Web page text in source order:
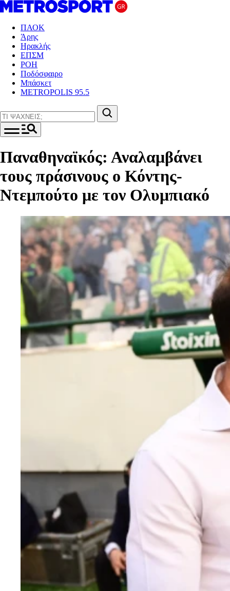
ΠΑΟΚ
Άρης
Ηρακλής
ΕΠΣΜ
ΡΟΗ
Ποδόσφαιρο
Μπάσκετ
METROPOLIS 95.5
Παναθηναϊκός: Αναλαμβάνει
τους πράσινους ο Κόντης-
Ντεμπούτο με τον Ολυμπιακό